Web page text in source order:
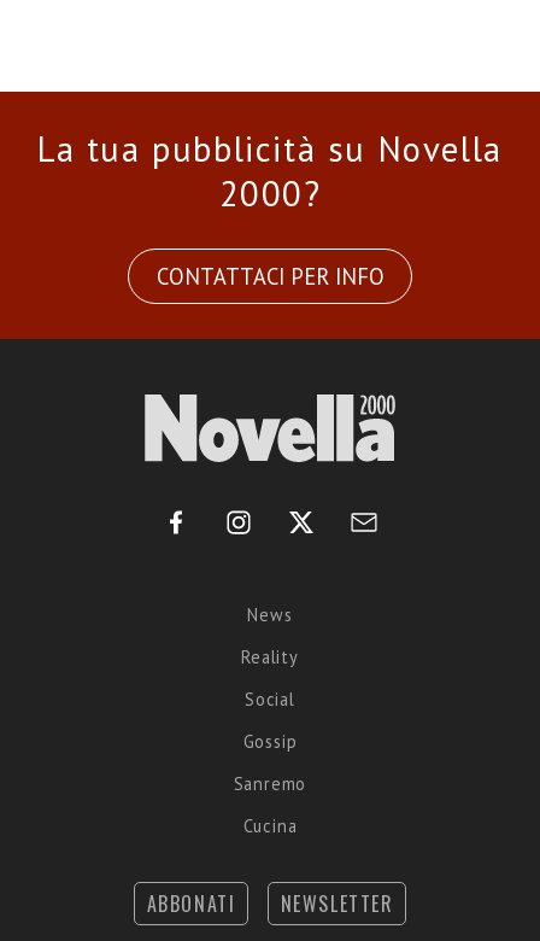
La tua pubblicità su Novella
2000?
CONTATTACI PER INFO
News
Reality
Social
Gossip
Sanremo
Cucina
ABBONATI NEWSLETTER